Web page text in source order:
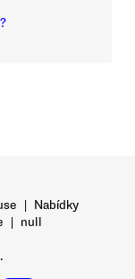
| Nabídky
| null